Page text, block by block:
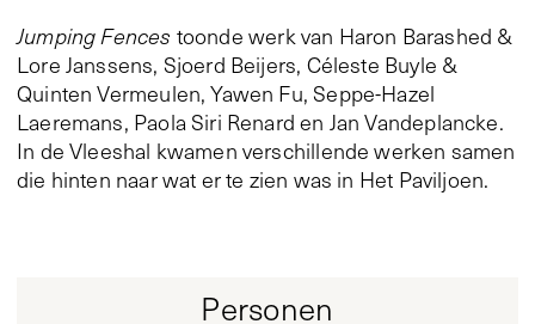
Jumping Fences toonde werk van Haron Barashed &
Lore Janssens, Sjoerd Beijers, Céleste Buyle &
Quinten Vermeulen, Yawen Fu, Seppe-Hazel
Laeremans, Paola Siri Renard en Jan Vandeplancke.
In de Vleeshal kwamen verschillende werken samen
die hinten naar wat er te zien was in Het Paviljoen.
Personen